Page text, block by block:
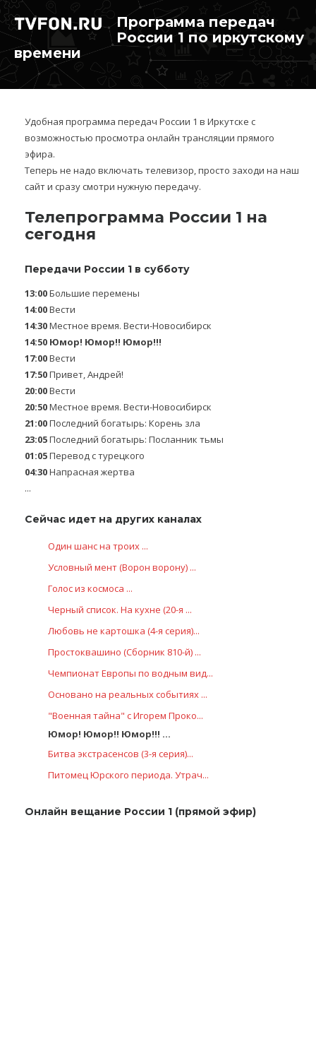
Программа передач
России 1 по иркутскому
времени
Удобная программа передач России 1 в Иркутске с
возможностью просмотра онлайн трансляции прямого
эфира.
Теперь не надо включать телевизор, просто заходи на наш
сайт и сразу смотри нужную передачу.
Телепрограмма России 1 на
сегодня
Передачи России 1 в субботу
13:00Большие перемены
14:00Вести
14:30Местное время. Вести-Новосибирск
14:50 Юмор! Юмор!! Юмор!!!
17:00Вести
17:50Привет, Андрей!
20:00Вести
20:50Местное время. Вести-Новосибирск
21:00Последний богатырь: Корень зла
23:05Последний богатырь: Посланник тьмы
01:05Перевод с турецкого
04:30Напрасная жертва
...
Сейчас идет на других каналах
Один шанс на троих ...
Условный мент (Ворон ворону) ...
Голос из космоса ...
Черный список. На кухне (20-я ...
Любовь не картошка (4-я серия)...
Простоквашино (Сборник 810-й) ...
Чемпионат Европы по водным вид...
Основано на реальных событиях ...
"Военная тайна" с Игорем Проко...
Юмор! Юмор!! Юмор!!! ...
Битва экстрасенсов (3-я серия)...
Питомец Юрского периода. Утрач...
Онлайн вещание России 1 (прямой эфир)